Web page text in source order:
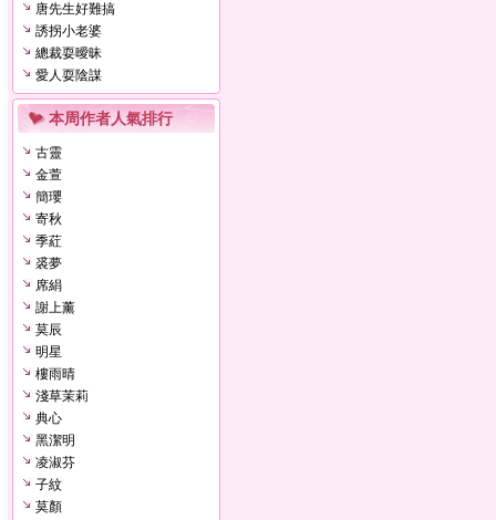
唐先生好難搞
誘拐小老婆
總裁耍曖昧
愛人耍陰謀
本周作者人氣排行
古靈
金萱
簡瓔
寄秋
季葒
裘夢
席絹
謝上薰
莫辰
明星
樓雨晴
淺草茉莉
典心
黑潔明
凌淑芬
子紋
莫顏